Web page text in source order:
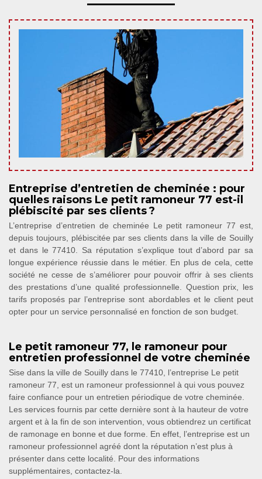
Entreprise d’entretien de cheminée : pour
quelles raisons Le petit ramoneur 77 est-il
plébiscité par ses clients ?
L’entreprise d’entretien de cheminée Le petit ramoneur 77 est,
depuis toujours, plébiscitée par ses clients dans la ville de Souilly
et dans le 77410. Sa réputation s’explique tout d’abord par sa
longue expérience réussie dans le métier. En plus de cela, cette
société ne cesse de s’améliorer pour pouvoir offrir à ses clients
des prestations d’une qualité professionnelle. Question prix, les
tarifs proposés par l’entreprise sont abordables et le client peut
opter pour un service personnalisé en fonction de son budget.
Le petit ramoneur 77, le ramoneur pour
entretien professionnel de votre cheminée
Sise dans la ville de Souilly dans le 77410, l’entreprise Le petit
ramoneur 77, est un ramoneur professionnel à qui vous pouvez
faire confiance pour un entretien périodique de votre cheminée.
Les services fournis par cette dernière sont à la hauteur de votre
argent et à la fin de son intervention, vous obtiendrez un certificat
de ramonage en bonne et due forme. En effet, l’entreprise est un
ramoneur professionnel agréé dont la réputation n’est plus à
présenter dans cette localité. Pour des informations
supplémentaires, contactez-la.